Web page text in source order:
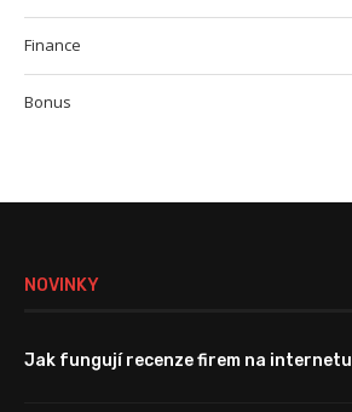
Finance
Bonus
NOVINKY
Jak fungují recenze firem na internetu